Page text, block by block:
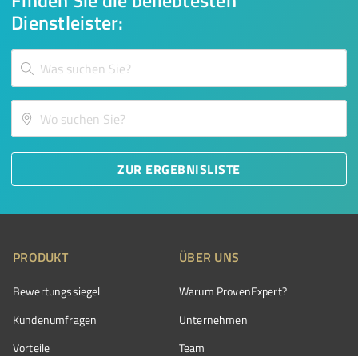
Dienstleister:
ZUR ERGEBNISLISTE
PRODUKT
Bewertungssiegel
Kundenumfragen
Vorteile
ÜBER UNS
Warum ProvenExpert?
Unternehmen
Team